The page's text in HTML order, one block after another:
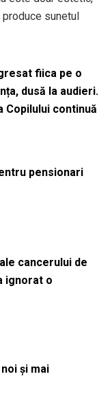
sunetul
fiica pe o
dusă la audieri.
Copilului continuă
pensionari
cancerului de
ignorat o
și mai